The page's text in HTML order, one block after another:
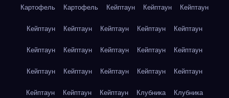
Картофель Картофель Кейптаун Кейптаун Кейптаун
Кейптаун Кейптаун Кейптаун Кейптаун Кейптаун
Кейптаун Кейптаун Кейптаун Кейптаун Кейптаун
Кейптаун Кейптаун Кейптаун Кейптаун Кейптаун
Кейптаун Кейптаун Кейптаун Клубника Клубника